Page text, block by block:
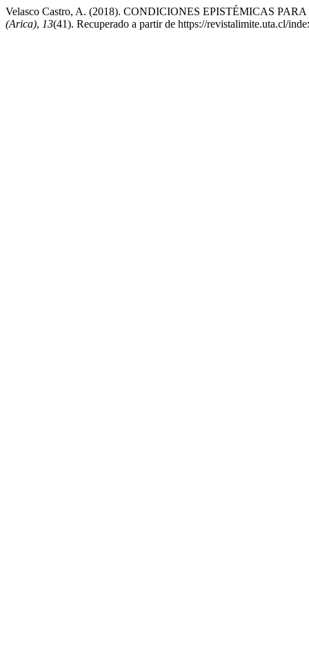
Velasco Castro, A. (2018). CONDICIONES EPISTÉMICAS
(Arica), 13(41). Recuperado a partir de https://revistalimite.uta.cl/